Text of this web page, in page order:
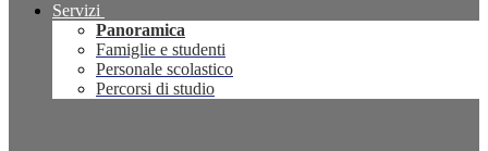
Servizi
Panoramica
Famiglie e studenti
Personale scolastico
Percorsi di studio